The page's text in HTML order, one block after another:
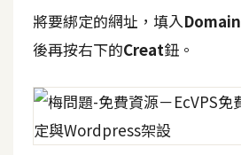
網
站
設
W
將要綁定的網址，填入Domain
後再按右下的Creat鈕。